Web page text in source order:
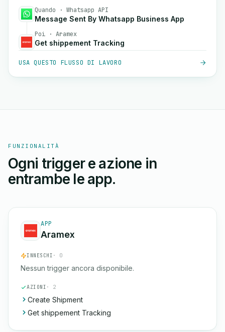
Quando · Whatsapp API
Message Sent By Whatsapp Business App
Poi · Aramex
Get shippement Tracking
USA QUESTO FLUSSO DI LAVORO
FUNZIONALITÀ
Ogni trigger e azione in
entrambe le app.
APP
Aramex
INNESCHI · 0
Nessun trigger ancora disponibile.
AZIONI · 2
Create Shipment
Get shippement Tracking